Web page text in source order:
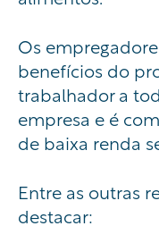
Os
benefícios do
trabalhador a
empresa e é
de baixa renda
Entre as outras
destacar: